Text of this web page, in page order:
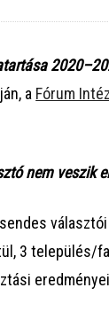
a Fórum
nem veszik
3 település/